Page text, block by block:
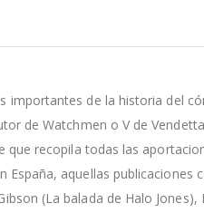
importantes de la historia del
de Watchmen o V de
que recopila todas las
España, aquellas
(La balada de Halo